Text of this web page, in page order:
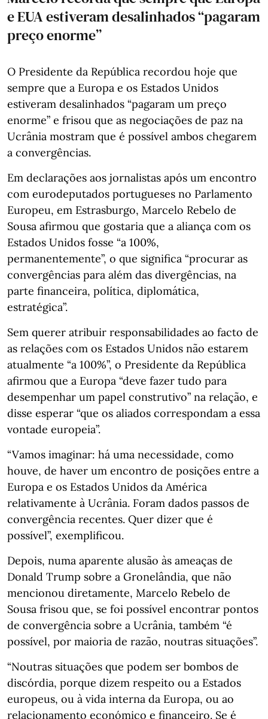
e EUA estiveram desalinhados “pagaram
preço enorme”
O Presidente da República recordou hoje que
sempre que a Europa e os Estados Unidos
estiveram desalinhados “pagaram um preço
enorme” e frisou que as negociações de paz na
Ucrânia mostram que é possível ambos chegarem
a convergências.
Em declarações aos jornalistas após um encontro
com eurodeputados portugueses no Parlamento
Europeu, em Estrasburgo, Marcelo Rebelo de
Sousa afirmou que gostaria que a aliança com os
Estados Unidos fosse “a 100%,
permanentemente”, o que significa “procurar as
convergências para além das divergências, na
parte financeira, política, diplomática,
estratégica”.
Sem querer atribuir responsabilidades ao facto de
as relações com os Estados Unidos não estarem
atualmente “a 100%”, o Presidente da República
afirmou que a Europa “deve fazer tudo para
desempenhar um papel construtivo” na relação, e
disse esperar “que os aliados correspondam a essa
vontade europeia”.
“Vamos imaginar: há uma necessidade, como
houve, de haver um encontro de posições entre a
Europa e os Estados Unidos da América
relativamente à Ucrânia. Foram dados passos de
convergência recentes. Quer dizer que é
possível”, exemplificou.
Depois, numa aparente alusão às ameaças de
Donald Trump sobre a Gronelândia, que não
mencionou diretamente, Marcelo Rebelo de
Sousa frisou que, se foi possível encontrar pontos
de convergência sobre a Ucrânia, também “é
possível, por maioria de razão, noutras situações”.
“Noutras situações que podem ser bombos de
discórdia, porque dizem respeito ou a Estados
europeus, ou à vida interna da Europa, ou ao
relacionamento económico e financeiro. Se é